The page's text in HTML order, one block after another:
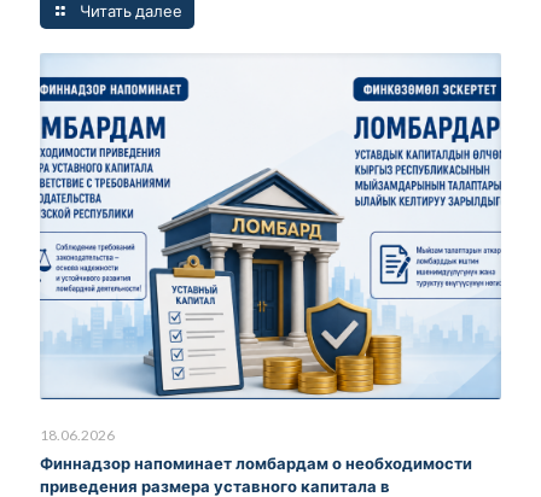
Читать далее
18.06.2026
Финнадзор напоминает ломбардам о необходимости
приведения размера уставного капитала в